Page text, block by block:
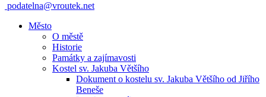
podatelna@vroutek.net
Město
O městě
Historie
Památky a zajímavosti
Kostel sv. Jakuba Většího
Dokument o kostelu sv. Jakuba Většího od Jiřího
Beneše